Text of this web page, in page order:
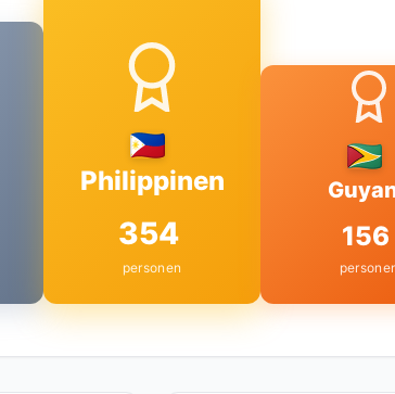
Philippinen
354
personen
156